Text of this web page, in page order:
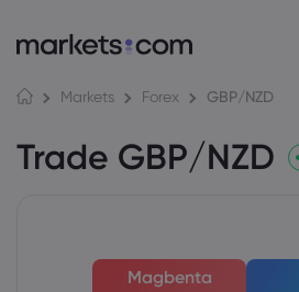
Markets Forex GBP/NZD
Trade GBP/NZD
Magbenta